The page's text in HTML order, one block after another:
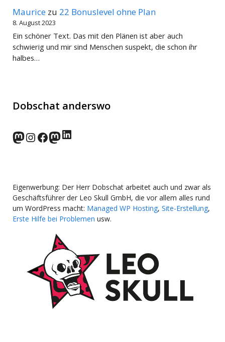
Maurice zu 22 Bonuslevel ohne Plan
8. August 2023
Ein schöner Text. Das mit den Plänen ist aber auch
schwierig und mir sind Menschen suspekt, die schon ihr
halbes…
Dobschat anderswo
norden.social
Instagram
Facebook
wp-punks.social
LinkedIn
Eigenwerbung: Der Herr Dobschat arbeitet auch und zwar als
Geschäftsführer der Leo Skull GmbH, die vor allem alles rund
um WordPress macht: Managed WP Hosting, Site-Erstellung,
Erste Hilfe bei Problemen usw.